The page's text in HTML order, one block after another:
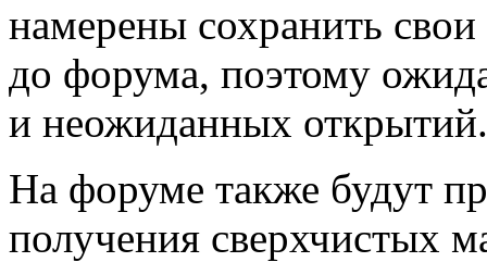
намерены сохранить свои
до форума, поэтому
и неожиданных открытий.
На форуме также будут
получения сверхчистых